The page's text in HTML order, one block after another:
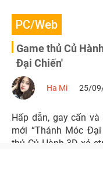
PC/Web
Game thủ Củ
Đại Chiến'
Ha Mi 25/
Hấp dẫn, gay cấn
mới “Thánh Móc Đại
thủ Củ Hành 3D xả